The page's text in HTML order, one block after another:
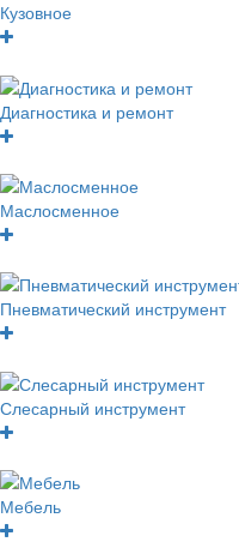
Кузовное
Диагностика и ремонт
Маслосменное
Пневматический инструмент
Слесарный инструмент
Мебель